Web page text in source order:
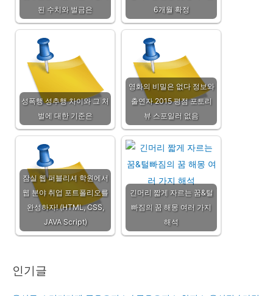
된 수치와 벌금은
6개월 확정
성폭행 성추행 차이와 그 처
벌에 대한 기준은
영화의 비밀은 없다 정보와
출연자 2015 평점 포토리
뷰 스포일러 없음
잠실 웹 퍼블리셔 학원에서
웹 분야 취업 포트폴리오를
완성하자! (HTML, CSS,
JAVA Script)
긴머리 짧게 자르는 꿈&털
빠짐의 꿈 해몽 여러 가지
해석
인기글